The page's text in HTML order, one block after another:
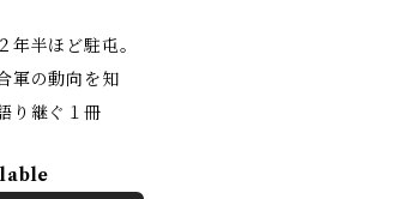
半ほど駐屯。
軍の動向を知
り継ぐ１冊